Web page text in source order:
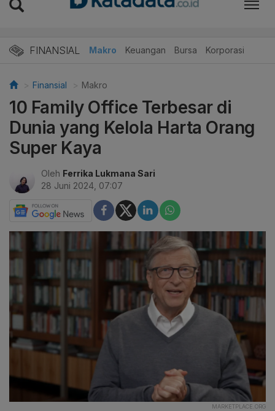
FINANSIAL Makro Keuangan Bursa Korporasi
Finansial Makro
10 Family Office Terbesar di
Dunia yang Kelola Harta Orang
Super Kaya
Oleh Ferrika Lukmana Sari
28 Juni 2024, 07:07
MARKETPLACE.ORG